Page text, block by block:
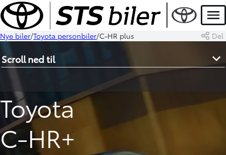
Nye biler Toyota personbiler C-HR plus Del
Scroll ned til
Toyota
C-HR+